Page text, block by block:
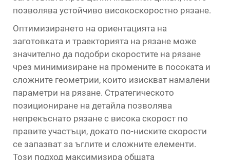
позволява устойчиво високоскоростно рязане.
Оптимизирането на ориентацията на
заготовката и траекторията на рязане може
значително да подобри скоростите на рязане
чрез минимизиране на промените в посоката и
сложните геометрии, които изискват намалени
параметри на рязане. Стратегическото
позициониране на детайла позволява
непрекъснато рязане с висока скорост по
правите участъци, докато по-ниските скорости
се запазват за ъглите и сложните елементи.
Този подход максимизира общата